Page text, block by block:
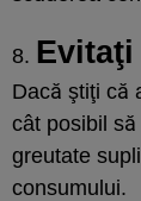
8.
Dacă ştiţi că
cât posibil
greutate
consumului.